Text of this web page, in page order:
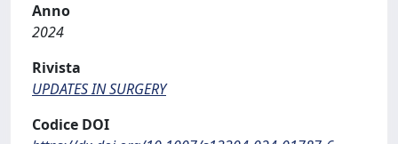
Anno
2024
Rivista
UPDATES IN SURGERY
Codice DOI